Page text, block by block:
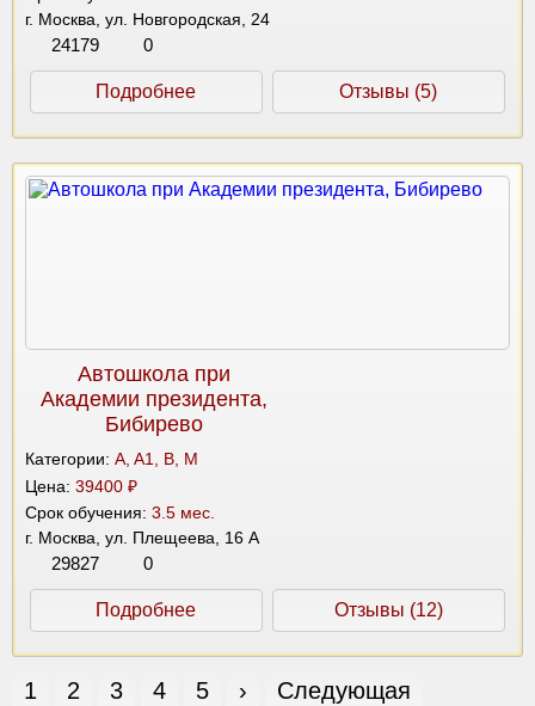
г. Москва, ул. Новгородская, 24
24179 0
Подробнее Отзывы (5)
Автошкола при
Академии президента,
Бибирево
Категории: A, A1, B, M
Цена: 39400 ₽
Срок обучения: 3.5 мес.
г. Москва, ул. Плещеева, 16 А
29827 0
Подробнее Отзывы (12)
1 2 3 4 5 › Следующая